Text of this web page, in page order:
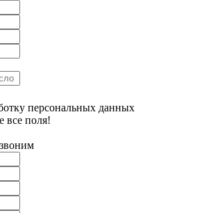
персональных данных
все поля!